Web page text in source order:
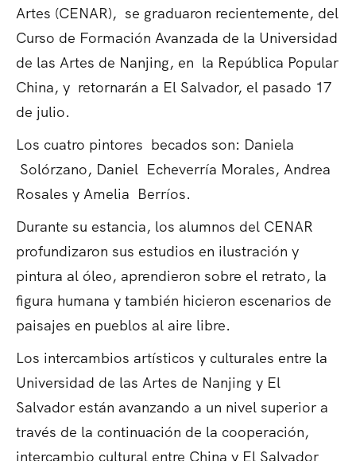
Artes (CENAR), se graduaron recientemente, del
Curso de Formación Avanzada de la Universidad
de las Artes de Nanjing, en la República Popular
China, y retornarán a El Salvador, el pasado 17
de julio.
Los cuatro pintores becados son: Daniela
Solórzano, Daniel Echeverría Morales, Andrea
Rosales y Amelia Berríos.
Durante su estancia, los alumnos del CENAR
profundizaron sus estudios en ilustración y
pintura al óleo, aprendieron sobre el retrato, la
figura humana y también hicieron escenarios de
paisajes en pueblos al aire libre.
Los intercambios artísticos y culturales entre la
Universidad de las Artes de Nanjing y El
Salvador están avanzando a un nivel superior a
través de la continuación de la cooperación,
intercambio cultural entre China y El Salvador